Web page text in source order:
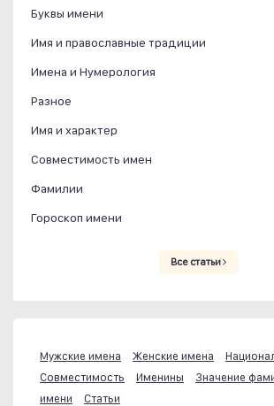
Буквы имени
Имя и православные традиции
Имена и Нумерология
Разное
Имя и характер
Совместимость имен
Фамилии
Гороскоп имени
Все статьи
Мужские имена Женские имена
Совместимость
Именины Значение
имени
Статьи